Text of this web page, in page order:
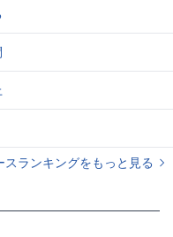
スランキングをもっと見る